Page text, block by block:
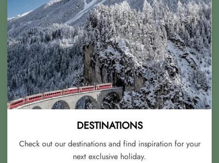
DESTINATIONS
Check out our destinations and find inspiration for your
next exclusive holiday.